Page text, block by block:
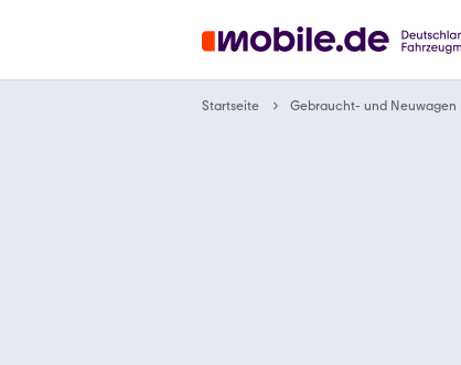
Startseite Gebraucht- und Neuwagen